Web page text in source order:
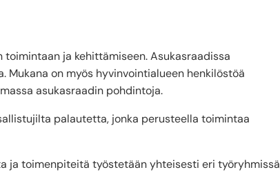
ja kehittämiseen. Asukasraadissa
Mukana on myös hyvinvointialueen henkilöstöä
asukasraadin pohdintoja.
palautetta, jonka perusteella toimintaa
ja toimenpiteitä työstetään yhteisesti eri